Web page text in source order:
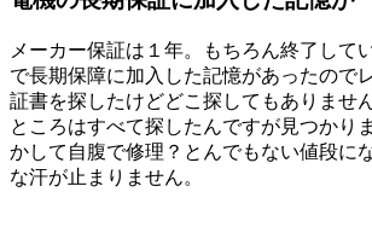
メーカー保証は１年。もちろん終了して
で長期保障に加入した記憶があったので
証書を探したけどどこ探してもありませ
ところはすべて探したんですが見つかり
かして自腹で修理？とんでもない値段に
な汗が止まりません。